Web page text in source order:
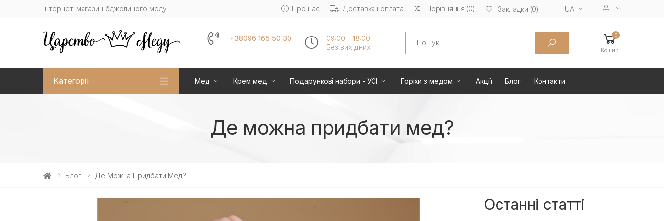
Інтернет-магазин бджолиного меду. Про нас Доставка і оплата Порівняння (0) Закладки (0) UA
+38096 165 50 30
09:00 - 18:00
Без вихiдних
Search 0
Кошик
Категорії Мед Крем мед Подарункові набори - УСІ Горіхи з медом Акції Блог Контакти
Де можна придбати мед?
Блог Де Можна Придбати Мед?
Останні статті